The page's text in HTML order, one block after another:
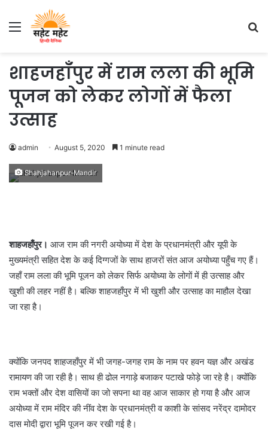
Menu
शाहजहाँपुर में राम लला की भूमि
पूजन को लेकर लोगों में फैला
उत्साह
admin August 5, 2020 1 minute read
Shahjahanpur-Mandir
शाहजहाँपुर। आज राम की नगरी अयोध्या में देश के प्रधानमंत्री और यूपी के
मुख्यमंत्री सहित देश के कई दिग्गजों के साथ हाजरों संत आज अयोध्या पहुँच गए हैं।
जहाँ राम लला की भूमि पूजन को लेकर सिर्फ अयोध्या के लोगों में ही उत्साह और
खुशी की लहर नहीं है। बल्कि शाहजहाँपुर में भी खुशी और उत्साह का माहौल देखा
जा रहा है।
क्योंकि जनपद शाहजहाँपुर में भी जगह-जगह राम के नाम पर हवन यज्ञ और अखंड
रामायण की जा रही है। साथ ही ढोल नगाड़े बजाकर पटाखे फोड़े जा रहे है। क्योंकि
राम भक्तों और देश वासियों का जो सपना था वह आज साकार हो गया है और आज
अयोध्या में राम मंदिर की नींव देश के प्रधानमंत्री व काशी के सांसद नरेंद्र दामोदर
दास मोदी द्वारा भूमि पूजन कर रखी गई है।